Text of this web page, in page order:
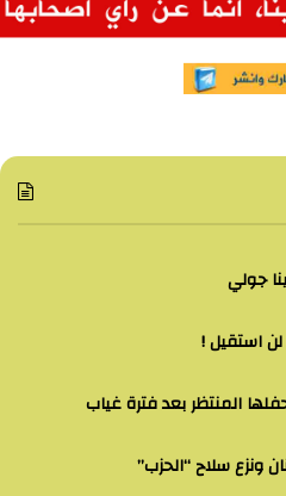
جولي
لن استقيل !
المنتظر بعد فترة غياب
ونزع سلاح “الحزب”